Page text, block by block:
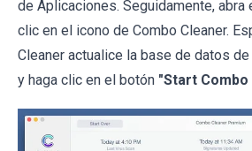
de Aplicaciones. Seguidamente, abra
clic en el icono de Combo Cleaner.
Cleaner actualice la base de datos
y haga clic en el botón "Start Combo